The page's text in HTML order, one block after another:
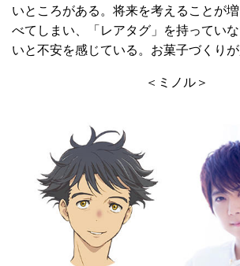
いところがある。将来を考えることが
べてしまい、「レアタグ」を持ってい
いと不安を感じている。お菓子づくりが
＜ミノル＞